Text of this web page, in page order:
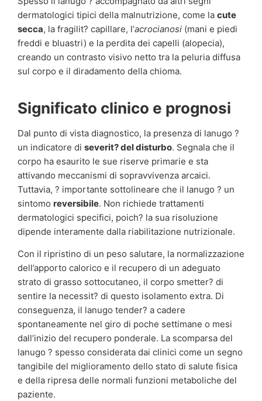
dermatologici tipici della malnutrizione, come la cute
secca, la fragilit? capillare, l’acrocianosi (mani e piedi
freddi e bluastri) e la perdita dei capelli (alopecia),
creando un contrasto visivo netto tra la peluria diffusa
sul corpo e il diradamento della chioma.
Significato clinico e prognosi
Dal punto di vista diagnostico, la presenza di lanugo ?
un indicatore di severit? del disturbo. Segnala che il
corpo ha esaurito le sue riserve primarie e sta
attivando meccanismi di sopravvivenza arcaici.
Tuttavia, ? importante sottolineare che il lanugo ? un
sintomo reversibile. Non richiede trattamenti
dermatologici specifici, poich? la sua risoluzione
dipende interamente dalla riabilitazione nutrizionale.
Con il ripristino di un peso salutare, la normalizzazione
dell’apporto calorico e il recupero di un adeguato
strato di grasso sottocutaneo, il corpo smetter? di
sentire la necessit? di questo isolamento extra. Di
conseguenza, il lanugo tender? a cadere
spontaneamente nel giro di poche settimane o mesi
dall’inizio del recupero ponderale. La scomparsa del
lanugo ? spesso considerata dai clinici come un segno
tangibile del miglioramento dello stato di salute fisica
e della ripresa delle normali funzioni metaboliche del
paziente.